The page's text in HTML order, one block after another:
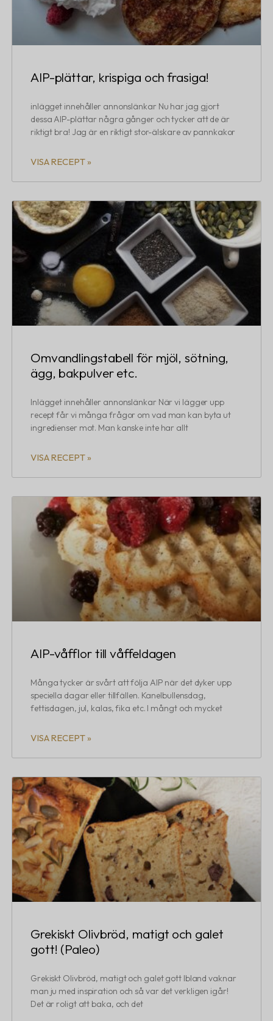
AIP-plättar, krispiga och frasiga!
inlägget innehåller annonslänkar Nu har jag gjort
dessa AIP-plättar några gånger och tycker att de är
riktigt bra! Jag är en riktigt stor-älskare av pannkakor
VISA RECEPT »
Omvandlingstabell för mjöl, sötning,
ägg, bakpulver etc.
Inlägget innehåller annonslänkar När vi lägger upp
recept får vi många frågor om vad man kan byta ut
ingredienser mot. Man kanske inte har allt
VISA RECEPT »
AIP-våfflor till våffeldagen
Många tycker är svårt att följa AIP när det dyker upp
speciella dagar eller tillfällen. Kanelbullensdag,
fettisdagen, jul, kalas, fika etc. I mångt och mycket
VISA RECEPT »
Grekiskt Olivbröd, matigt och galet
gott! (Paleo)
Grekiskt Olivbröd, matigt och galet gott Ibland vaknar
man ju med inspiration och så var det verkligen igår!
Det är roligt att baka, och det